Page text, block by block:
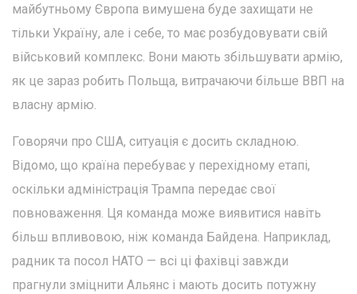
майбутньому Європа вимушена буде захищати не
тільки Україну, але і себе, то має розбудовувати свій
військовий комплекс. Вони мають збільшувати армію,
як це зараз робить Польща, витрачаючи більше ВВП на
власну армію.
Говорячи про США, ситуація є досить складною.
Відомо, що країна перебуває у перехідному етапі,
оскільки адміністрація Трампа передає свої
повноваження. Ця команда може виявитися навіть
більш впливовою, ніж команда Байдена. Наприклад,
радник та посол НАТО — всі ці фахівці завжди
прагнули зміцнити Альянс і мають досить потужну